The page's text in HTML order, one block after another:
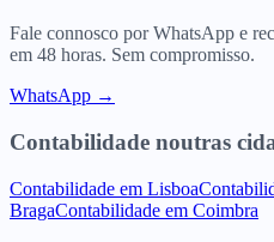
Fale connosco por WhatsApp e
em 48 horas. Sem compromisso.
WhatsApp →
Contabilidade noutras
Contabilidade em Lisboa
BragaContabilidade em Coimbra